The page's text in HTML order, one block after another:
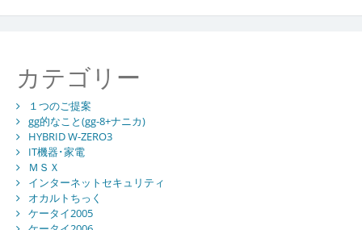
カテゴリー
１つのご提案
gg的なこと(gg-8+ナニカ)
HYBRID W-ZERO3
IT機器･家電
ＭＳＸ
インターネットセキュリティ
オカルトちっく
ケータイ2005